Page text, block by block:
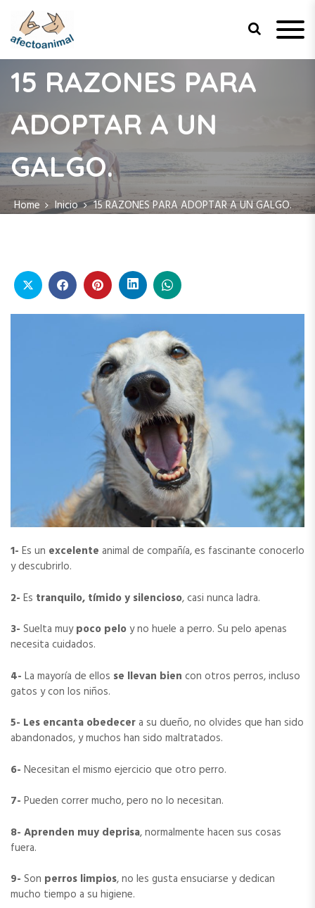
e
n
Afecto Animal
Tu sitio de confianza para el
bienestar de tus mascotas.
15 RAZONES PARA
ADOPTAR A UN
GALGO.
Home Inicio 15 RAZONES PARA ADOPTAR A UN GALGO.
1- Es un excelente animal de compañía, es fascinante conocerlo
y descubrirlo.
2- Es tranquilo, tímido y silencioso, casi nunca ladra.
3- Suelta muypoco peloy no huele a perro. Su pelo apenas
necesita cuidados.
4- La mayoría de ellos se llevan bien con otros perros, incluso
gatos y con los niños.
5- Les encanta obedecera su dueño, no olvides que han sido
abandonados, y muchos han sido maltratados.
6- Necesitan el mismo ejercicio que otro perro.
7- Pueden correr mucho, pero no lo necesitan.
8- Aprenden muy deprisa, normalmente hacen sus cosas
fuera.
9- Son perros limpios, no les gusta ensuciarse y dedican
mucho tiempo a su higiene.